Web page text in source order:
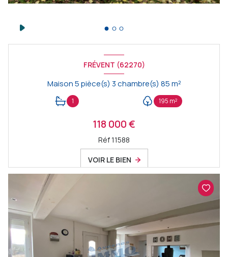
FRÉVENT (62270)
Maison 5 pièce(s) 3 chambre(s) 85 m²
1 195 m²
118 000 €
Réf 11588
VOIR LE BIEN